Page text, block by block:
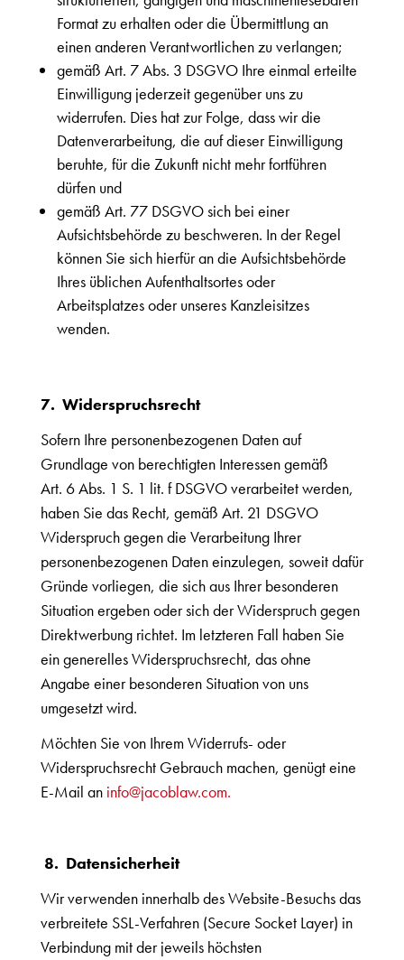
Format zu erhalten oder die Übermittlung an
einen anderen Verantwortlichen zu verlangen;
gemäß Art. 7 Abs. 3 DSGVO Ihre einmal erteilte
Einwilligung jederzeit gegenüber uns zu
widerrufen. Dies hat zur Folge, dass wir die
Datenverarbeitung, die auf dieser Einwilligung
beruhte, für die Zukunft nicht mehr fortführen
dürfen und
gemäß Art. 77 DSGVO sich bei einer
Aufsichtsbehörde zu beschweren. In der Regel
können Sie sich hierfür an die Aufsichtsbehörde
Ihres üblichen Aufenthaltsortes oder
Arbeitsplatzes oder unseres Kanzleisitzes
wenden.
7. Widerspruchsrecht
Sofern Ihre personenbezogenen Daten auf
Grundlage von berechtigten Interessen gemäß
Art. 6 Abs. 1 S. 1 lit. f DSGVO verarbeitet werden,
haben Sie das Recht, gemäß Art. 21 DSGVO
Widerspruch gegen die Verarbeitung Ihrer
personenbezogenen Daten einzulegen, soweit dafür
Gründe vorliegen, die sich aus Ihrer besonderen
Situation ergeben oder sich der Widerspruch gegen
Direktwerbung richtet. Im letzteren Fall haben Sie
ein generelles Widerspruchsrecht, das ohne
Angabe einer besonderen Situation von uns
umgesetzt wird.
Möchten Sie von Ihrem Widerrufs- oder
Widerspruchsrecht Gebrauch machen, genügt eine
E-Mail an info@jacoblaw.com.
8. Datensicherheit
Wir verwenden innerhalb des Website-Besuchs das
verbreitete SSL-Verfahren (Secure Socket Layer) in
Verbindung mit der jeweils höchsten